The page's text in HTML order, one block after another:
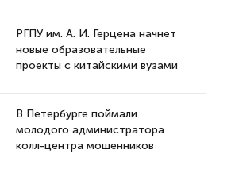
РГПУ им. А. И. Герцена начнет
новые образовательные
проекты с китайскими вузами
В Петербурге поймали
молодого администратора
колл-центра мошенников